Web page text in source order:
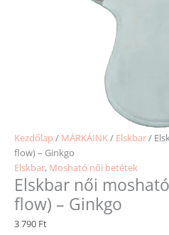
Kezdőlap / MÁRKÁINK/ Elskbar/
flow) – Ginkgo
Elskbar, Mosható női betétek
Elskbar női
flow) – Ginkgo
3 790 Ft